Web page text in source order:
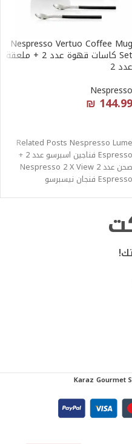
Nespresso Vertuo Coffee Mug
Set كاسات قهوة عدد 2 + ملعقة
عدد 2
Nespresso
₪ 144.99
Related Posts Nespresso Lume
Espresso فناجين اسبرسو عدد 2 +
صحن عدد 2 Nespresso 2 X View
Espresso فنجان نيسبرسو
Karaz Gourmet